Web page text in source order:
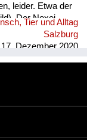
leider. Etwa der
Der Noxei
durchaus
Tier und Alltag
Salzburg
17. Dezember 2020